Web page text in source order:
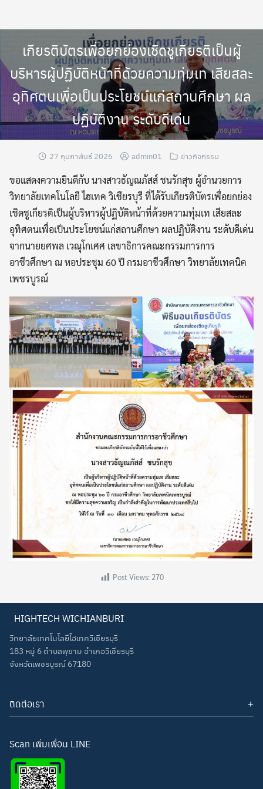
Search
เกียรติบัตรเพื่อยกย่องเชิดชูเกียรติเป็นผู้
บริหารผู้ปฏิบัติหน้าที่ด้วยความทุ่มเท เสียสละ
อุทิศตนเพื่อเป็นประโยชน์แก่สถานศึกษา ผล
ปฏิบัติงาน ระดับดีเด่น
27 กุมภาพันธ์ 2026 admin01 ข่าวกิจกรรม
ขอแสดงความยินดีกับ นางสาวธัญณภัสส์ ชนรักสุข ผู้อำนวยการ
วิทยาลัยเทคโนโลยี ไฮเทค วิเชียรบุรี ที่ได้รับเกียรติบัตรเพื่อยกย่อง
เชิดชูเกียรติเป็นผู้บริหารผู้ปฏิบัติหน้าที่ด้วยความทุ่มเท เสียสละ
อุทิศตนเพื่อเป็นประโยชน์แก่สถานศึกษา ผลปฏิบัติงาน ระดับดีเด่น
จากนายยศพล เวณุโกเศศ เลขาธิการคณะกรรมการการ
อาชีวศึกษา ณ หอประชุม 60 ปี กรมอาชีวศึกษา วิทยาลัยเทคนิค
เพชรบูรณ์
Post Views: 270
HIGHTECH WICHIANBURI
วิทยาลัยเทคโนโลยีไฮเทควิเชียรบุรี
183 หมู่ 6 ตำบลพุขาม อำเภอวิเชียรบุรี
จังหวัดเพชรบูรณ์ 67180
ติดต่อเรา
โทรศัพท์: 093-3277343
อีเมล: hightechwichian@gmail.com
Scan เพิ่มเพื่อน LINE